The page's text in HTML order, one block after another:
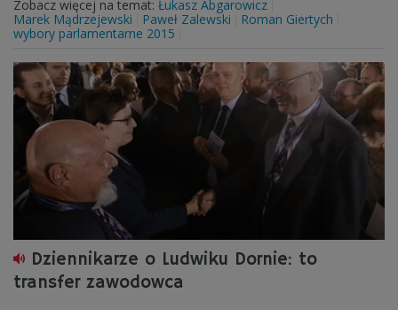
Zobacz więcej na temat: Łukasz Abgarowicz
Marek Mądrzejewski
Paweł Zalewski
Roman Giertych
wybory parlamentarne 2015
Dziennikarze o Ludwiku Dornie: to
transfer zawodowca